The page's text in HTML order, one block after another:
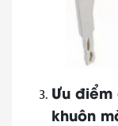
Ưu
khuôn